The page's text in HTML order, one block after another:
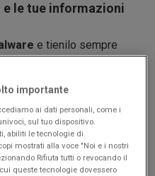
le tue informazioni
e tienilo sempre
rimuovere
operativodel tuo
tablet), i software
le informazioni del tuo
i tuoi.
importante
ai dati personali, come i
sul tuo dispositivo.
abiliti le tecnologie di
mostrati alla voce "Noi e i nostri
Rifiuta tutti o revocando il
queste tecnologie dovessero